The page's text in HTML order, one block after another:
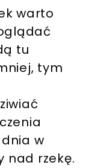
warto
tu
tym
w
nad rzekę.